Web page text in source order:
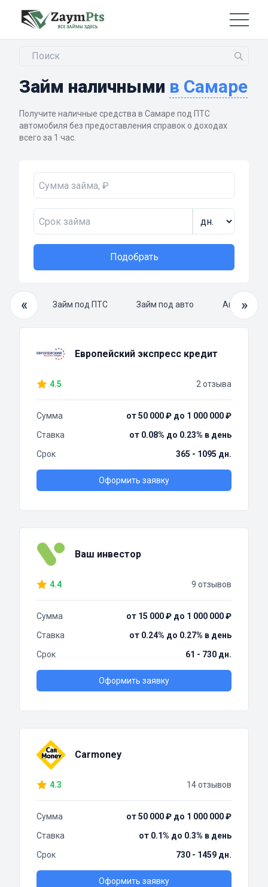
Займ наличными в Самаре
Получите наличные средства в Самаре под ПТС
автомобиля без предоставления справок о доходах
всего за 1 час.
Подобрать
«
займ Займ под ПТС Займ под авто »
Европейский экспресс кредит
4.5 2 отзыва
Сумма
от 50 000 ₽ до 1 000 000 ₽
Ставка
от 0.08% до 0.23% в день
Срок
365 - 1095 дн.
Оформить заявку
Ваш инвестор
4.4 9 отзывов
Сумма
от 15 000 ₽ до 1 000 000 ₽
Ставка
от 0.24% до 0.27% в день
Срок
61 - 730 дн.
Оформить заявку
Carmoney
4.3 14 отзывов
Сумма
от 50 000 ₽ до 1 000 000 ₽
Ставка
от 0.1% до 0.3% в день
Срок
730 - 1459 дн.
Оформить заявку